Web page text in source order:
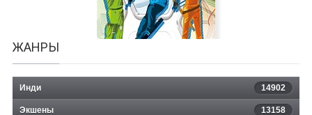
ЖАНРЫ
Инди 14902
Экшены 13158